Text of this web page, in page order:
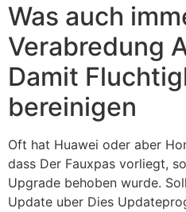
Was auch
Verabredung
Damit
bereinigen
Oft hat Huawei oder aber
dass Der Fauxpas vorliegt,
Upgrade behoben wurde.
Update uber Dies